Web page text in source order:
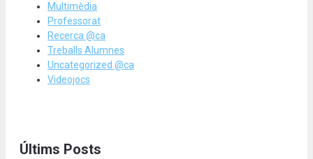
Multimèdia
Professorat
Recerca @ca
Treballs Alumnes
Uncategorized @ca
Videojocs
Últims Posts